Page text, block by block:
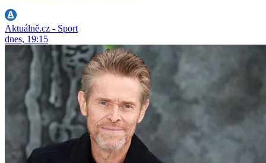
Aktuálně.cz - Sport
dnes, 19:15